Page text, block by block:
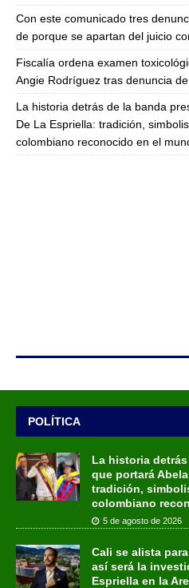
Con este comunicado tres
de porque se apartan del juicio
Fiscalía ordena examen
Angie Rodríguez tras denuncia
La historia detrás de la banda
De La Espriella: tradición,
colombiano reconocido en el
POLÍTICA
La historia
que portará
tradición,
colombiano
5 de agosto de 2026
Cali se alista
así será la
Espriella en la